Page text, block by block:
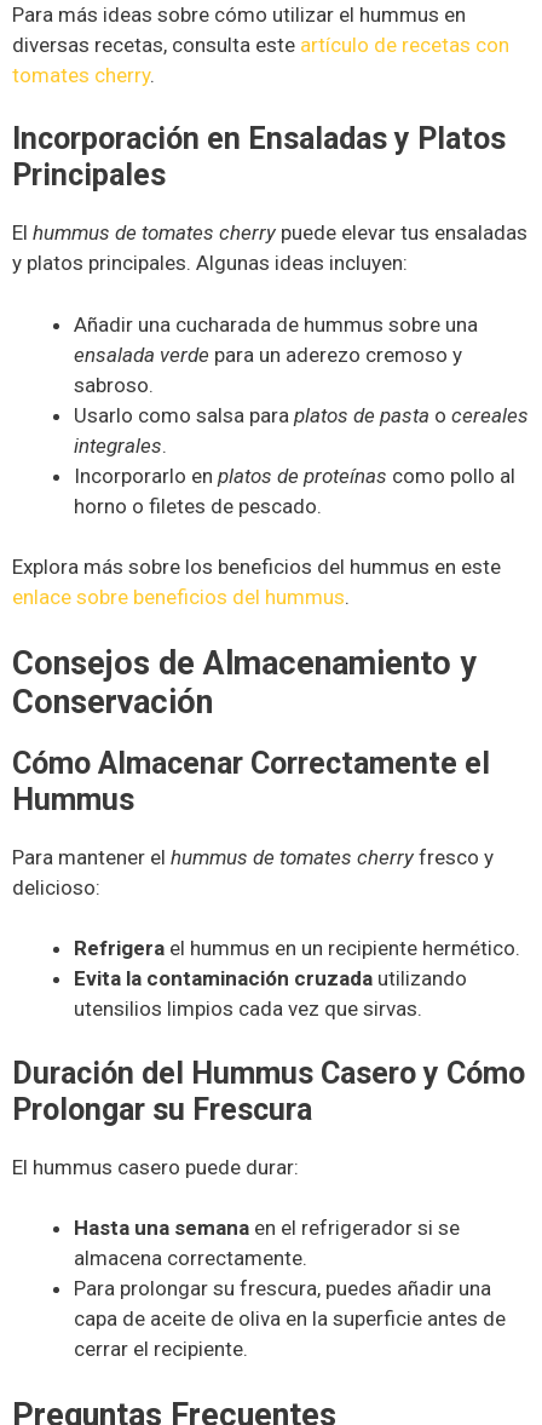
Para más ideas sobre cómo utilizar el hummus en
diversas recetas, consulta este artículo de recetas con
tomates cherry.
Incorporación en Ensaladas y Platos
Principales
El hummus de tomates cherry puede elevar tus ensaladas
y platos principales. Algunas ideas incluyen:
Añadir una cucharada de hummus sobre una
ensalada verde para un aderezo cremoso y
sabroso.
Usarlo como salsa para platos de pasta o cereales
integrales.
Incorporarlo en platos de proteínas como pollo al
horno o filetes de pescado.
Explora más sobre los beneficios del hummus en este
enlace sobre beneficios del hummus.
Consejos de Almacenamiento y
Conservación
Cómo Almacenar Correctamente el
Hummus
Para mantener el hummus de tomates cherry fresco y
delicioso:
Refrigera el hummus en un recipiente hermético.
Evita la contaminación cruzada utilizando
utensilios limpios cada vez que sirvas.
Duración del Hummus Casero y Cómo
Prolongar su Frescura
El hummus casero puede durar:
Hasta una semana en el refrigerador si se
almacena correctamente.
Para prolongar su frescura, puedes añadir una
capa de aceite de oliva en la superficie antes de
cerrar el recipiente.
Preguntas Frecuentes